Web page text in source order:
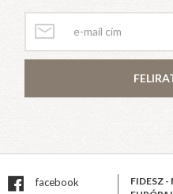
facebook
FIDESZ -